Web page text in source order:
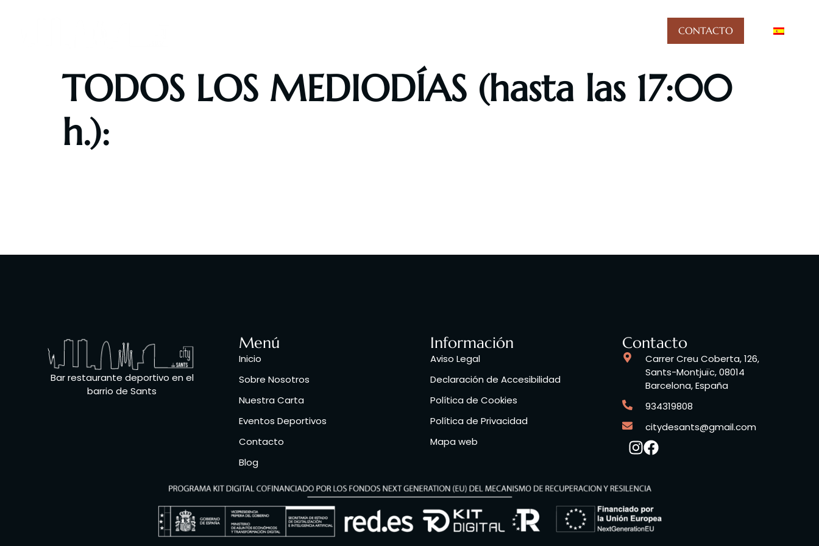
CONTACTO
TODOS LOS MEDIODÍAS (hasta las 17:00
h.):
Bar restaurante deportivo en el
barrio de Sants
Menú
Inicio
Sobre Nosotros
Nuestra Carta
Eventos Deportivos
Contacto
Blog
Información
Aviso Legal
Declaración de Accesibilidad
Política de Cookies
Política de Privacidad
Mapa web
Contacto
Carrer Creu Coberta, 126,
Sants-Montjuïc, 08014
Barcelona, España
934319808
citydesants@gmail.com